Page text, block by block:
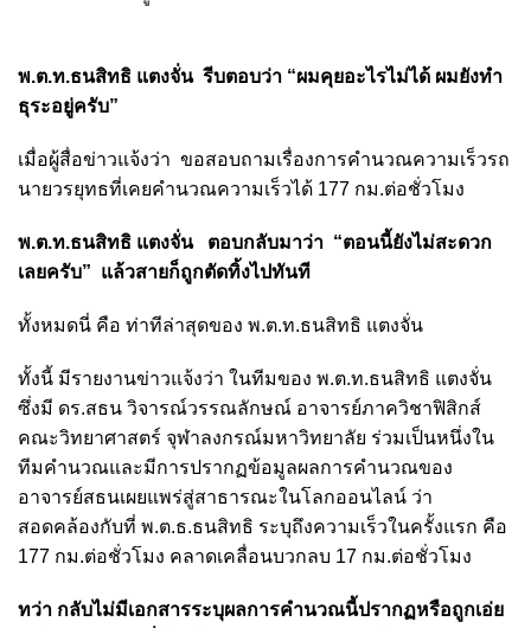
พ.ต.ท.ธนสิทธิ แตงจั่น รีบตอบว่า “ผมคุยอะไรไม่ได้ ผมยังทำ
ธุระอยู่ครับ”
เมื่อผู้สื่อข่าวแจ้งว่า ขอสอบถามเรื่องการคำนวณความเร็วรถ
นายวรยุทธที่เคยคำนวณความเร็วได้ 177 กม.ต่อชั่วโมง
พ.ต.ท.ธนสิทธิ แตงจั่น ตอบกลับมาว่า “ตอนนี้ยังไม่สะดวก
เลยครับ” แล้วสายก็ถูกตัดทิ้งไปทันที
ทั้งหมดนี่ คือ ท่าทีล่าสุดของ พ.ต.ท.ธนสิทธิ แตงจั่น
ทั้งนี้ มีรายงานข่าวแจ้งว่า ในทีมของ พ.ต.ท.ธนสิทธิ แตงจั่น
ซึ่งมี ดร.สธน วิจารณ์วรรณลักษณ์ อาจารย์ภาควิชาฟิสิกส์
คณะวิทยาศาสตร์ จุฬาลงกรณ์มหาวิทยาลัย ร่วมเป็นหนึ่งใน
ทีมคำนวณและมีการปรากฏข้อมูลผลการคำนวณของ
อาจารย์สธนเผยแพร่สู่สาธารณะในโลกออนไลน์ ว่า
สอดคล้องกับที่ พ.ต.ธ.ธนสิทธิ ระบุถึงความเร็วในครั้งแรก คือ
177 กม.ต่อชั่วโมง คลาดเคลื่อนบวกลบ 17 กม.ต่อชั่วโมง
ทว่า กลับไม่มีเอกสารระบุผลการคำนวณนี้ปรากฏหรือถูกเอ่ย